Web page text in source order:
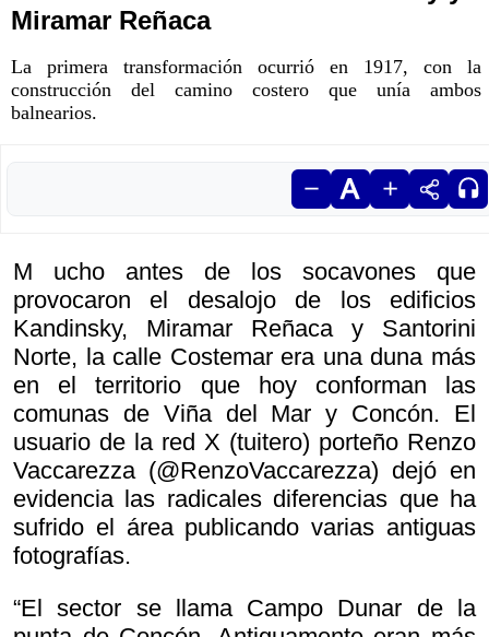
Miramar Reñaca
La primera transformación ocurrió en 1917, con la
construcción del camino costero que unía ambos
balnearios.
M ucho antes de los socavones que
provocaron el desalojo de los edificios
Kandinsky, Miramar Reñaca y Santorini
Norte, la calle Costemar era una duna más
en el territorio que hoy conforman las
comunas de Viña del Mar y Concón. El
usuario de la red X (tuitero) porteño Renzo
Vaccarezza (@RenzoVaccarezza) dejó en
evidencia las radicales diferencias que ha
sufrido el área publicando varias antiguas
fotografías.
“El sector se llama Campo Dunar de la